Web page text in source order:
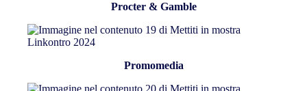
Procter & Gamble
Promomedia